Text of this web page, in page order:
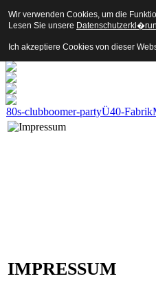
80s-clubboomer-partyÜ40-Fabrik
IMPRESSUM
Wir verwenden Cookies, um die
Lesen Sie unsere
Ich akzeptiere Cookies von dieser